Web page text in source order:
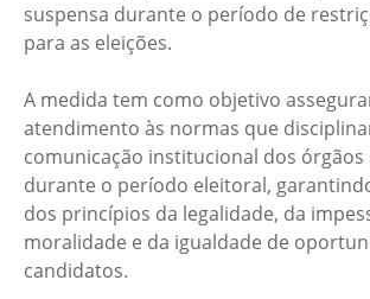
suspensa durante o período de
para as eleições.
A medida tem como objetivo
atendimento às normas que
comunicação institucional dos órgãos
durante o período eleitoral,
dos princípios da legalidade, da
moralidade e da igualdade de
candidatos.